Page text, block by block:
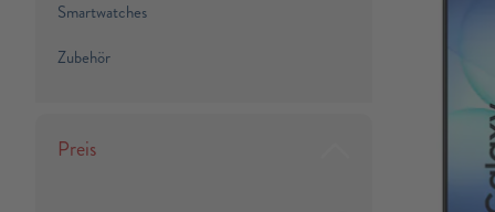
Smartwatches
Zubehör
Preis